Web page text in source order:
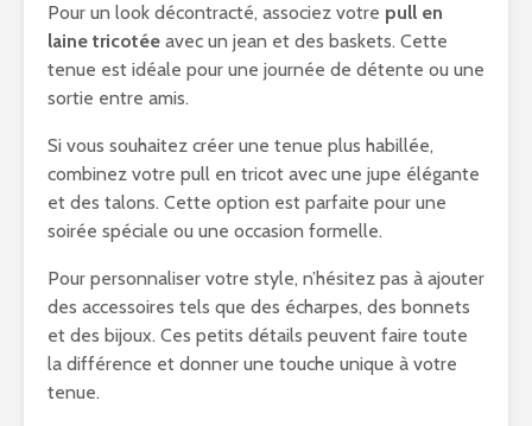
Pour un look décontracté, associez votre pull en
laine tricotée avec un jean et des baskets. Cette
tenue est idéale pour une journée de détente ou une
sortie entre amis.
Si vous souhaitez créer une tenue plus habillée,
combinez votre pull en tricot avec une jupe élégante
et des talons. Cette option est parfaite pour une
soirée spéciale ou une occasion formelle.
Pour personnaliser votre style, n’hésitez pas à ajouter
des accessoires tels que des écharpes, des bonnets
et des bijoux. Ces petits détails peuvent faire toute
la différence et donner une touche unique à votre
tenue.